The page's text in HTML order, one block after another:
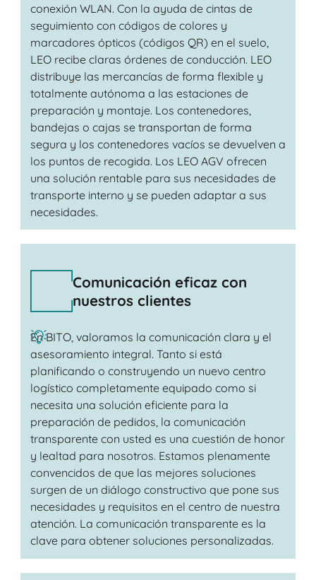
conexión WLAN. Con la ayuda de cintas de
seguimiento con códigos de colores y
marcadores ópticos (códigos QR) en el suelo,
LEO recibe claras órdenes de conducción. LEO
distribuye las mercancías de forma flexible y
totalmente autónoma a las estaciones de
preparación y montaje. Los contenedores,
bandejas o cajas se transportan de forma
segura y los contenedores vacíos se devuelven a
los puntos de recogida. Los LEO AGV ofrecen
una solución rentable para sus necesidades de
transporte interno y se pueden adaptar a sus
necesidades.
Comunicación eficaz con
nuestros clientes
En BITO, valoramos la comunicación clara y el
asesoramiento integral. Tanto si está
planificando o construyendo un nuevo centro
logístico completamente equipado como si
necesita una solución eficiente para la
preparación de pedidos, la comunicación
transparente con usted es una cuestión de honor
y lealtad para nosotros. Estamos plenamente
convencidos de que las mejores soluciones
surgen de un diálogo constructivo que pone sus
necesidades y requisitos en el centro de nuestra
atención. La comunicación transparente es la
clave para obtener soluciones personalizadas.